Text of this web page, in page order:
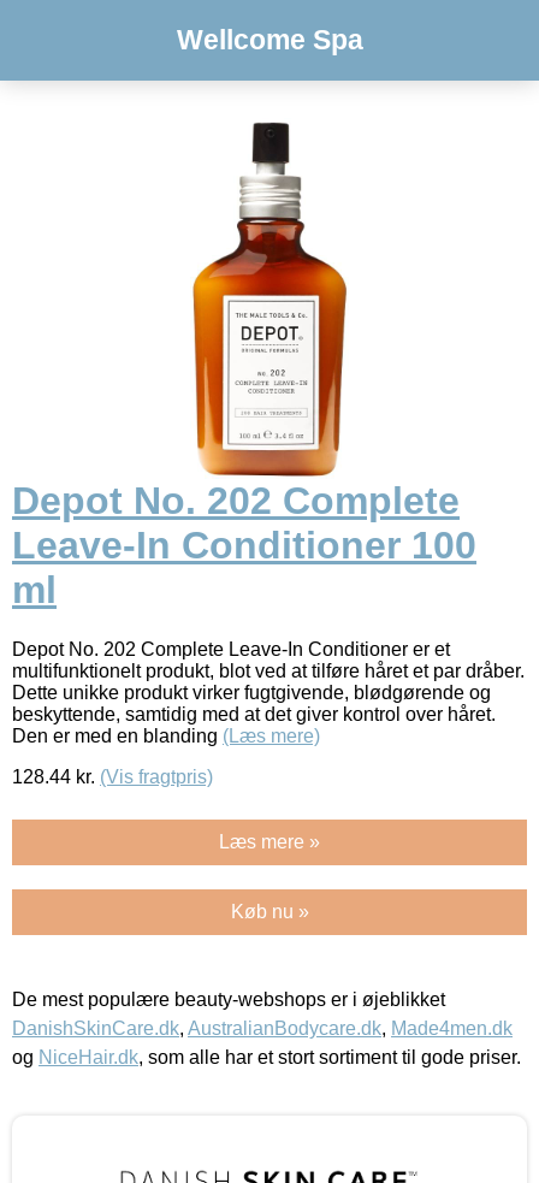
Wellcome Spa
Depot No. 202 Complete
Leave-In Conditioner 100
ml
Depot No. 202 Complete Leave-In Conditioner er et
multifunktionelt produkt, blot ved at tilføre håret et par dråber.
Dette unikke produkt virker fugtgivende, blødgørende og
beskyttende, samtidig med at det giver kontrol over håret.
Den er med en blanding (Læs mere)
128.44 kr. (Vis fragtpris)
Læs mere »
Køb nu »
De mest populære beauty-webshops er i øjeblikket
DanishSkinCare.dk, AustralianBodycare.dk, Made4men.dk
og NiceHair.dk, som alle har et stort sortiment til gode priser.